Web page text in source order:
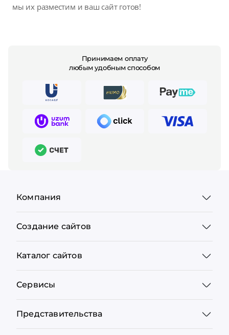
мы их разместим и ваш сайт готов!
Принимаем оплату
любым удобным способом
Компания
Создание сайтов
Каталог сайтов
Сервисы
Представительства